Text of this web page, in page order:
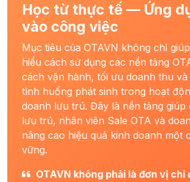
Học từ thực tế — Ứng
vào công việc
Mục tiêu của OTAVN không chỉ
hiểu cách sử dụng các nền tảng
cách vận hành, tối ưu doanh thu
tình huống phát sinh trong hoạt
doanh lưu trú. Đây là nền tảng giúp
lưu trú, nhân viên Sale OTA và
nâng cao hiệu quả kinh doanh một
vững.
OTAVN không phải là đơn vị